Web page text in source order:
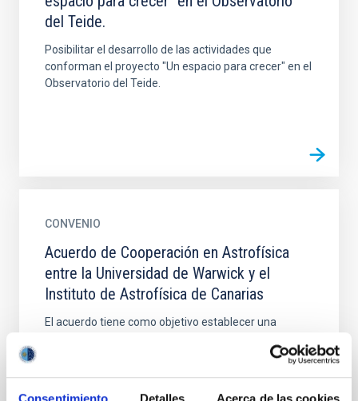
del Teide.
Posibilitar el desarrollo de las actividades que
conforman el proyecto "Un espacio para crecer" en el
Observatorio del Teide.
CONVENIO
Acuerdo de Cooperación en Astrofísica
entre la Universidad de Warwick y el
Instituto de Astrofísica de Canarias
El acuerdo tiene como objetivo establecer una
tecnologías relacionadas entre la UW y el IAC,